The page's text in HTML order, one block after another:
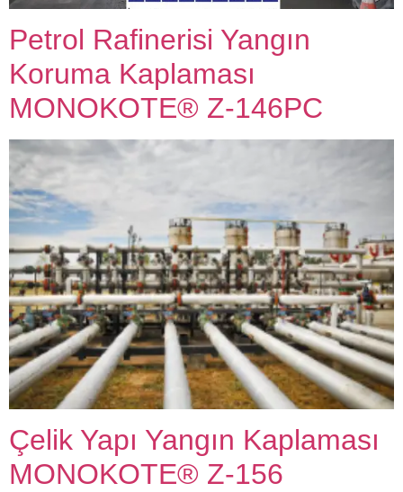
Petrol Rafinerisi Yangın
Koruma Kaplaması
MONOKOTE® Z-146PC
Çelik Yapı Yangın Kaplaması
MONOKOTE® Z-156